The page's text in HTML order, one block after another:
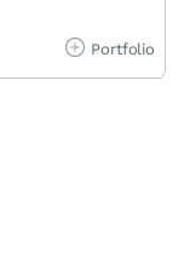
Portfolio